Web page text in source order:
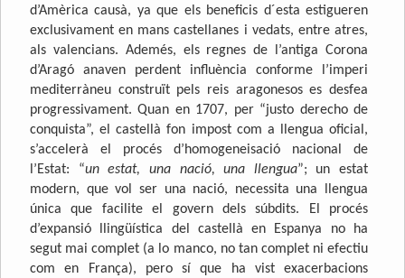
d’Amèrica causà, ya que els beneficis d´esta estigueren
exclusivament en mans castellanes i vedats, entre atres,
als valencians. Ademés, els regnes de l’antiga Corona
d’Aragó anaven perdent influència conforme l’imperi
mediterràneu construït pels reis aragonesos es desfea
progressivament. Quan en 1707, per “justo derecho de
conquista”, el castellà fon impost com a llengua oficial,
s’accelerà el procés d’homogeneisació nacional de
l’Estat: “un estat, una nació, una llengua”; un estat
modern, que vol ser una nació, necessita una llengua
única que facilite el govern dels súbdits. El procés
d’expansió llingüística del castellà en Espanya no ha
segut mai complet (a lo manco, no tan complet ni efectiu
com en França), pero sí que ha vist exacerbacions